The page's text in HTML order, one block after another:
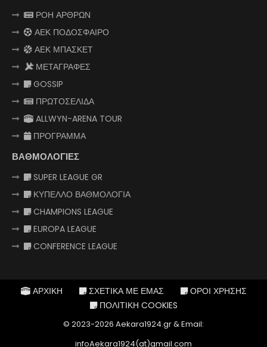
ΡΟΗ ΑΡΘΡΩΝ
ΑΕΚ ΠΟΔΟΣΦΑΙΡΟ
ΑΕΚ ΜΠΑΣΚΕΤ
ΜΕΤΑΓΡΑΦΕΣ
GOSSIP
ΠΡΩΤΟΣΕΛΙΔΑ
ALLWYN-ARENA TOUR
ΠΡΟΓΡΑΜΜΑ
ΒΑΘΜΟΛΟΓΙΕΣ
SUPER LEAGUE GR
ΚΥΠΕΛΛΟ ΒΑΘΜΟΛΟΓΙΑ
CHAMPIONS LEAGUE
EUROPA LEAGUE
CONFERENCE LEAGUE
ΑΡΧΙΚΗ ΣΧΕΤΙΚΑ ΜΕ ΕΜΑΣ
ΟΡΟΙ ΧΡΗΣΗΣ
ΠΟΛΙΤΙΚΗ COOKIES
© 2023-2026 Aekara1924.gr & Email:
infoAekara1924(at)gmail.com